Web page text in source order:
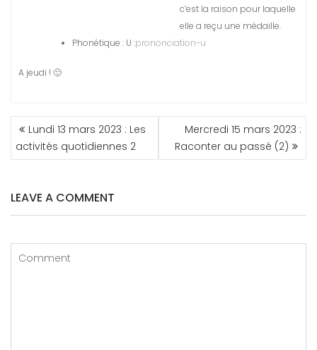
c’est la raison pour laquelle
elle a reçu une médaille.
Phonétique : U :prononciation-u
A jeudi ! 🙂
NAVIGATION
DE
L’ARTICLE
Lundi 13 mars 2023 : Les
activités quotidiennes 2
Mercredi 15 mars 2023 :
Raconter au passé (2)
LEAVE A COMMENT